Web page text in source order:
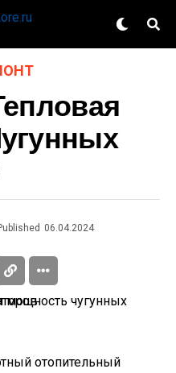
06.04.2024
отопительный